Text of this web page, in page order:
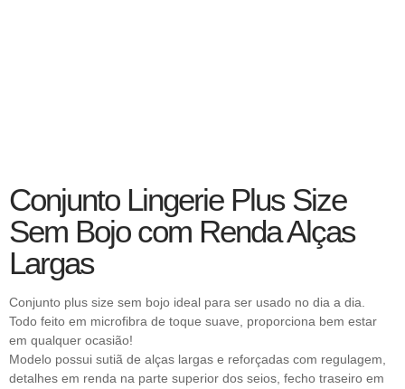
Conjunto Lingerie Plus Size
Sem Bojo com Renda Alças
Largas
Conjunto plus size sem bojo ideal para ser usado no dia a dia.
Todo feito em microfibra de toque suave, proporciona bem estar
em qualquer ocasião!
Modelo possui sutiã de alças largas e reforçadas com regulagem,
detalhes em renda na parte superior dos seios, fecho traseiro em